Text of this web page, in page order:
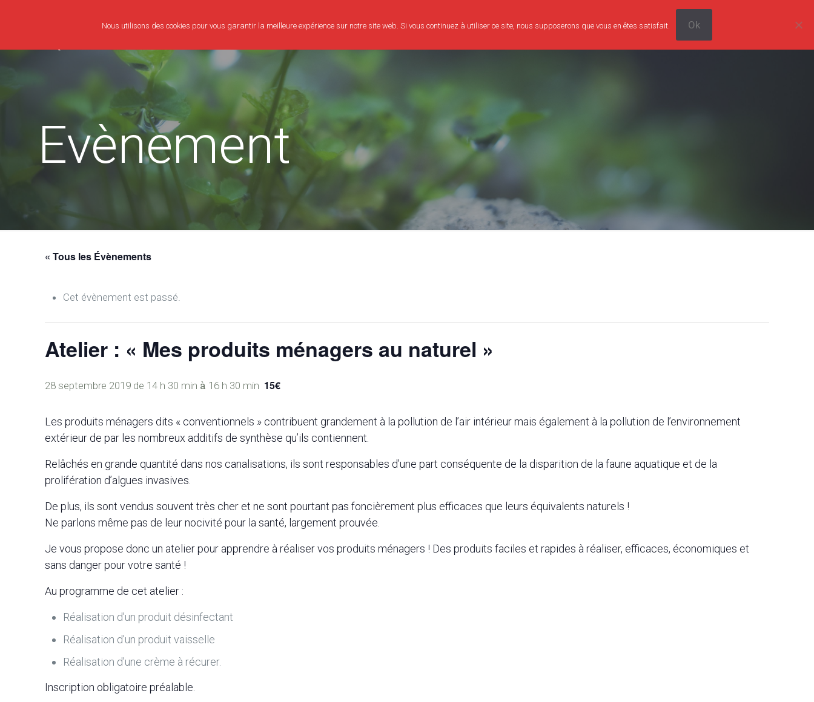
Evènement
« Tous les Évènements
Cet évènement est passé.
Atelier : « Mes produits ménagers au naturel »
28 septembre 2019 de 14 h 30 min à 16 h 30 min 15€
Les produits ménagers dits « conventionnels » contribuent grandement à la pollution de l’air intérieur mais également à la pollution de l’environnement
extérieur de par les nombreux additifs de synthèse qu’ils contiennent.
Relâchés en grande quantité dans nos canalisations, ils sont responsables d’une part conséquente de la disparition de la faune aquatique et de la
prolifération d’algues invasives.
De plus, ils sont vendus souvent très cher et ne sont pourtant pas foncièrement plus efficaces que leurs équivalents naturels !
Ne parlons même pas de leur nocivité pour la santé, largement prouvée.
Je vous propose donc un atelier pour apprendre à réaliser vos produits ménagers ! Des produits faciles et rapides à réaliser, efficaces, économiques et
sans danger pour votre santé !
Au programme de cet atelier :
Réalisation d’un produit désinfectant
Réalisation d’un produit vaisselle
Réalisation d’une crème à récurer.
Inscription obligatoire préalable.
Nous utilisons des cookies pour vous garantir la meilleure expérience sur notre site web. Si vous continuez à utiliser ce site, nous supposerons que vous en êtes satisfait. Ok